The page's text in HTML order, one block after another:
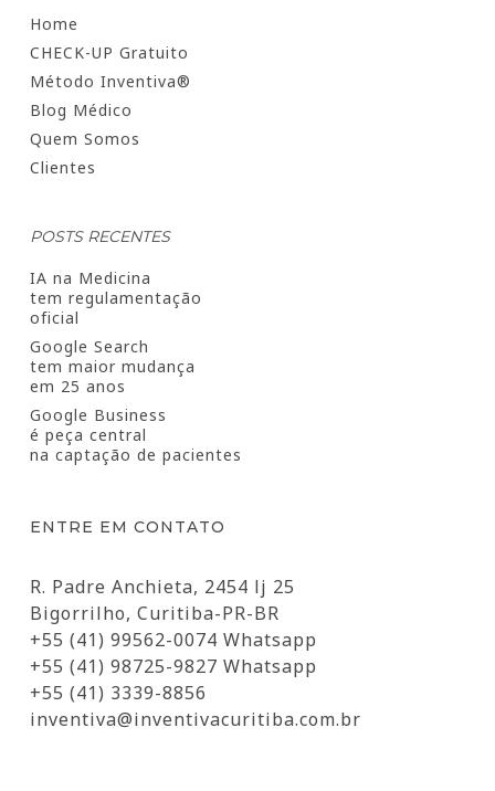
Home
CHECK-UP Gratuito
Método Inventiva®
Blog Médico
Quem Somos
Clientes
POSTS RECENTES
IA na Medicina
tem regulamentação
oficial
Google Search
tem maior mudança
em 25 anos
Google Business
é peça central
na captação de pacientes
ENTRE EM CONTATO
R. Padre Anchieta, 2454 lj 25
Bigorrilho, Curitiba-PR-BR
+55 (41) 99562-0074 Whatsapp
+55 (41) 98725-9827 Whatsapp
+55 (41) 3339-8856
inventiva@inventivacuritiba.com.br